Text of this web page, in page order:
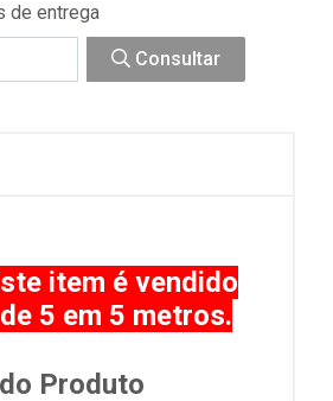
de entrega
Consultar
item é vendido
5 em 5 metros.
Produto